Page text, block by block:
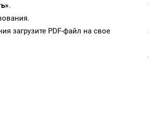
.
загрузите PDF-файл на свое